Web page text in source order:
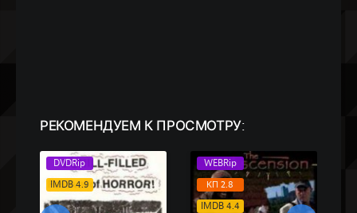
РЕКОМЕНДУЕМ К ПРОСМОТРУ:
DVDRip
IMDB 4.9
WEBRip
КП 2.8
IMDB 4.4